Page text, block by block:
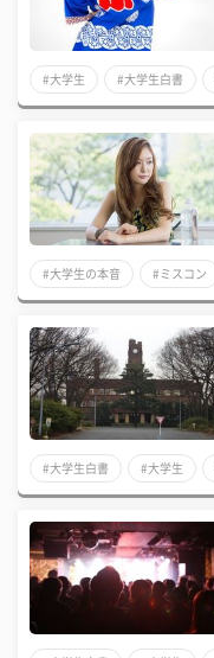
#大学生 #大学生白書
#大学生の本音 #ミスコン
#大学生白書 #大学生